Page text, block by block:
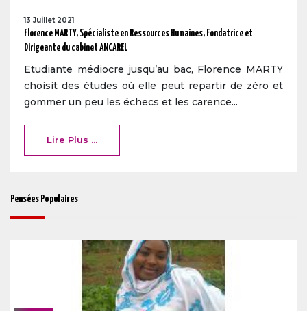
13 Juillet 2021
Florence MARTY, Spécialiste en Ressources Humaines, Fondatrice et
Dirigeante du cabinet ANCAREL
Etudiante médiocre jusqu’au bac, Florence MARTY
choisit des études où elle peut repartir de zéro et
gommer un peu les échecs et les carence...
Lire Plus ...
Pensées Populaires